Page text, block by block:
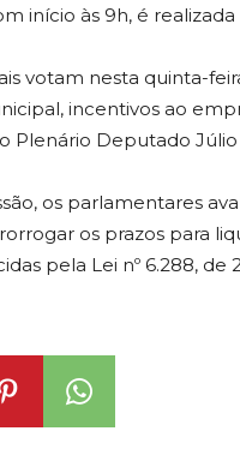
início às 9h, é
votam nesta quinta-
incentivos ao
Plenário Deputado Júlio
os parlamentares
os prazos para
pela Lei nº 6.288, de